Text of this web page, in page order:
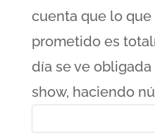
cuenta que lo que
prometido es
día se ve
show, haciendo